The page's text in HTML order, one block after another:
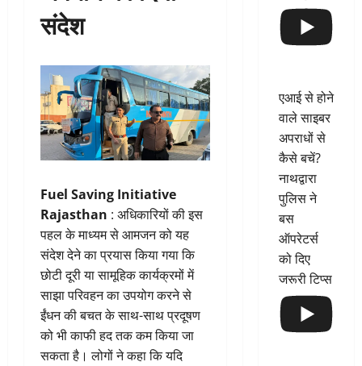
संदेश
Fuel Saving Initiative
Rajasthan : अधिकारियों की इस
पहल के माध्यम से आमजन को यह
संदेश देने का प्रयास किया गया कि
छोटी दूरी या सामूहिक कार्यक्रमों में
साझा परिवहन का उपयोग करने से
ईंधन की बचत के साथ-साथ प्रदूषण
को भी काफी हद तक कम किया जा
सकता है। लोगों ने कहा कि यदि
एआई से होने
वाले साइबर
अपराधों से
कैसे बचें?
नाथद्वारा
पुलिस ने
बस
ऑपरेटर्स
को दिए
जरूरी टिप्स